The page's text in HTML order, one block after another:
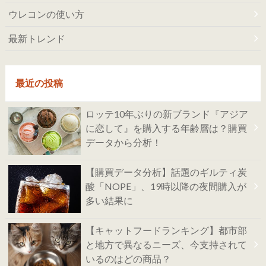
ウレコンの使い方
最新トレンド
最近の投稿
ロッテ10年ぶりの新ブランド『アジア
に恋して』を購入する年齢層は？購買
データから分析！
【購買データ分析】話題のギルティ炭
酸「NOPE」、19時以降の夜間購入が
多い結果に
【キャットフードランキング】都市部
と地方で異なるニーズ、今支持されて
いるのはどの商品？